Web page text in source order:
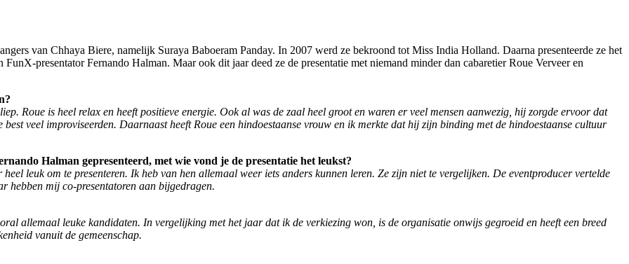
van Chhaya Biere, namelijk Suraya Baboeram Panday. In 2007 werd ze bekroond tot Miss India Holland. Daarna presenteerde ze het
presentator Fernando Halman. Maar ook dit jaar deed ze de presentatie met niemand minder dan cabaretier Roue Verveer en
Roue is heel relax en heeft positieve energie. Ook al was de zaal heel groot en waren er veel mensen aanwezig, hij zorgde ervoor dat
veel improviseerden. Daarnaast heeft Roue een hindoestaanse vrouw en ik merkte dat hij zijn binding met de hindoestaanse cultuur
Halman gepresenteerd, met wie vond je de presentatie het leukst?
leuk om te presenteren. Ik heb van hen allemaal weer iets anders kunnen leren. Ze zijn niet te vergelijken. De eventproducer vertelde
hebben mij co-presentatoren aan bijgedragen.
allemaal leuke kandidaten. In vergelijking met het jaar dat ik de verkiezing won, is de organisatie onwijs gegroeid en heeft een breed
vanuit de gemeenschap.